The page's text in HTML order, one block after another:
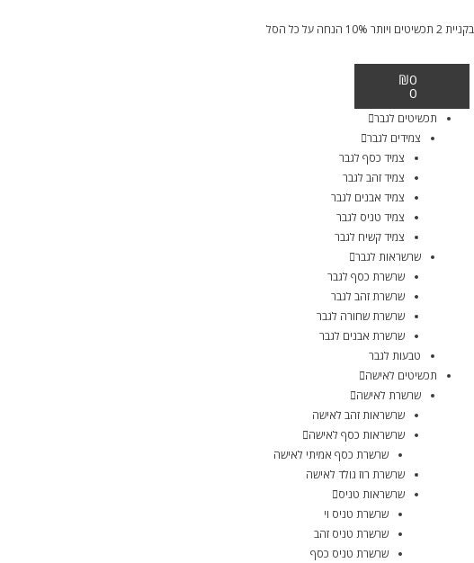
בקניית 2 תכשיטים ויותר 10% הנחה על כל הסל
₪0
0
תכשיטים לגבר
צמידים לגבר
צמיד כסף לגבר
צמיד זהב לגבר
צמיד אבנים לגבר
צמיד טניס לגבר
צמיד קשיח לגבר
שרשראות לגבר
שרשרת כסף לגבר
שרשרת זהב לגבר
שרשרת שחורה לגבר
שרשרת אבנים לגבר
טבעות לגבר
תכשיטים לאישה
שרשרת לאישה
שרשראות זהב לאישה
שרשראות כסף לאישה
שרשרת כסף אמיתי לאישה
שרשרת רוז גולד לאישה
שרשראות טניס
שרשרת טניס וי
שרשרת טניס זהב
שרשרת טניס כסף